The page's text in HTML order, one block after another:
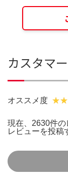
カスタマ
オススメ度
現在、2630件の
レビューを投稿